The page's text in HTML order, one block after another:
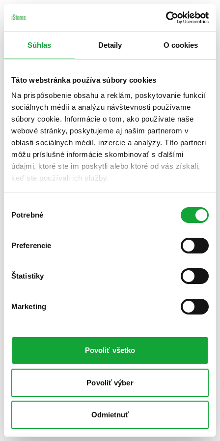
Súhlas Detaily O cookies
Táto webstránka používa súbory cookies
Na prispôsobenie obsahu a reklám, poskytovanie funkcií
sociálnych médií a analýzu návštevnosti používame
súbory cookie. Informácie o tom, ako používate naše
webové stránky, poskytujeme aj našim partnerom v
oblasti sociálnych médií, inzercie a analýzy. Títo partneri
môžu príslušné informácie skombinovať s ďalšími
údajmi, ktoré ste im poskytli alebo ktoré od vás získali,
keď ste používali ich služby.
súhlasu
Potrebné
Preferencie
Štatistiky
Marketing
Povoliť všetko
Povoliť výber
Odmietnuť